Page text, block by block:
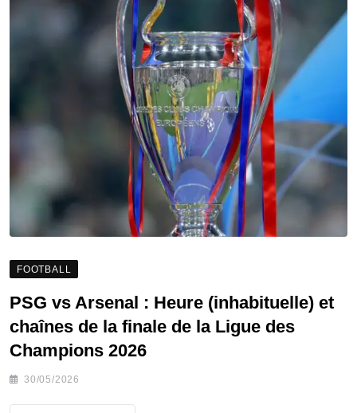
FOOTBALL
PSG vs Arsenal : Heure (inhabituelle) et
chaînes de la finale de la Ligue des
Champions 2026
30/05/2026